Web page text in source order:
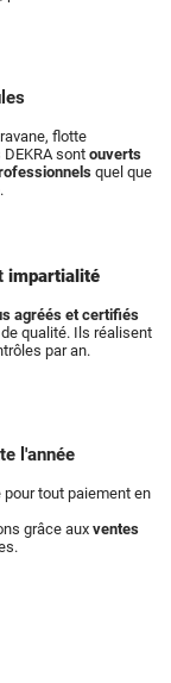
flotte
sont ouverts
quel que
impartialité
agréés et certifiés
qualité. Ils réalisent
par an.
l'année
tout paiement en
grâce aux ventes